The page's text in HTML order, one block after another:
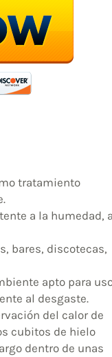
tratamiento
a la humedad,
bares, discotecas,
apto para
al desgaste.
del calor de
cubitos de hielo
dentro de unas